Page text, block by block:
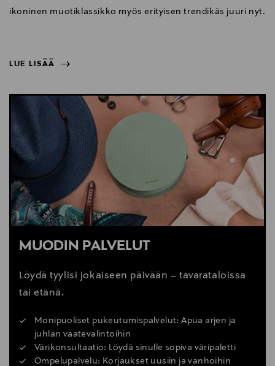
ikoninen muotiklassikko myös erityisen trendikäs juuri nyt.
LUE LISÄÄ
LUE LISÄÄ
MUODIN PALVELUT
Löydä tyylisi jokaiseen päivään – tavarataloissa
tai etänä.
Monipuoliset pukeutumispalvelut: Apua arjen ja
juhlan vaatevalintoihin
Värikonsultaatio: Löydä sinulle sopiva väripaletti
Ompelupalvelu: Korjaukset uusiin ja vanhoihin